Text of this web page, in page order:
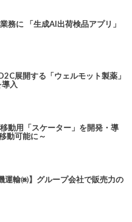
務に 「生成AI出荷検品アプリ」
展開する「ウェルモット製薬」
入
動用「スケーター」を開発・導
動可能に～
運輸㈱】グループ会社で販売力の